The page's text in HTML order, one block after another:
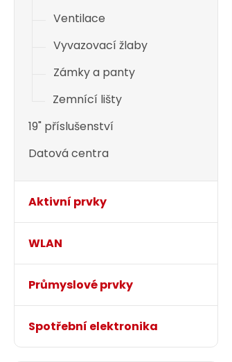
Ventilace
Vyvazovací žlaby
Zámky a panty
Zemnící lišty
19" příslušenství
Datová centra
Aktivní prvky
WLAN
Průmyslové prvky
Spotřební elektronika